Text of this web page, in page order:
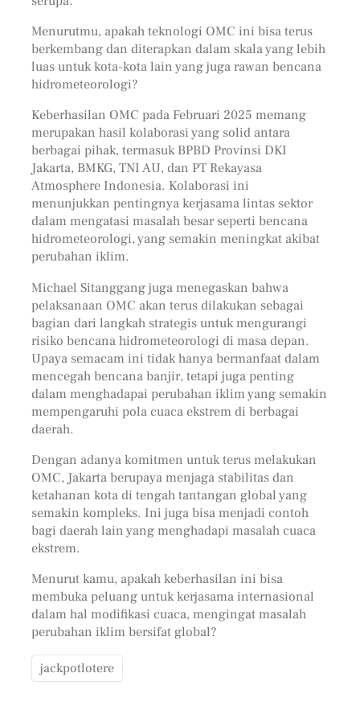
Menurutmu, apakah teknologi OMC ini bisa terus
berkembang dan diterapkan dalam skala yang lebih
luas untuk kota-kota lain yang juga rawan bencana
hidrometeorologi?
Keberhasilan OMC pada Februari 2025 memang
merupakan hasil kolaborasi yang solid antara
berbagai pihak, termasuk BPBD Provinsi DKI
Jakarta, BMKG, TNI AU, dan PT Rekayasa
Atmosphere Indonesia. Kolaborasi ini
menunjukkan pentingnya kerjasama lintas sektor
dalam mengatasi masalah besar seperti bencana
hidrometeorologi, yang semakin meningkat akibat
perubahan iklim.
Michael Sitanggang juga menegaskan bahwa
pelaksanaan OMC akan terus dilakukan sebagai
bagian dari langkah strategis untuk mengurangi
risiko bencana hidrometeorologi di masa depan.
Upaya semacam ini tidak hanya bermanfaat dalam
mencegah bencana banjir, tetapi juga penting
dalam menghadapai perubahan iklim yang semakin
mempengaruhi pola cuaca ekstrem di berbagai
daerah.
Dengan adanya komitmen untuk terus melakukan
OMC, Jakarta berupaya menjaga stabilitas dan
ketahanan kota di tengah tantangan global yang
semakin kompleks. Ini juga bisa menjadi contoh
bagi daerah lain yang menghadapi masalah cuaca
ekstrem.
Menurut kamu, apakah keberhasilan ini bisa
membuka peluang untuk kerjasama internasional
dalam hal modifikasi cuaca, mengingat masalah
perubahan iklim bersifat global?
jackpotlotere